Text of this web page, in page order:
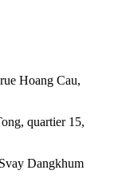
Hoang Cau,
quartier 15,
Dangkhum